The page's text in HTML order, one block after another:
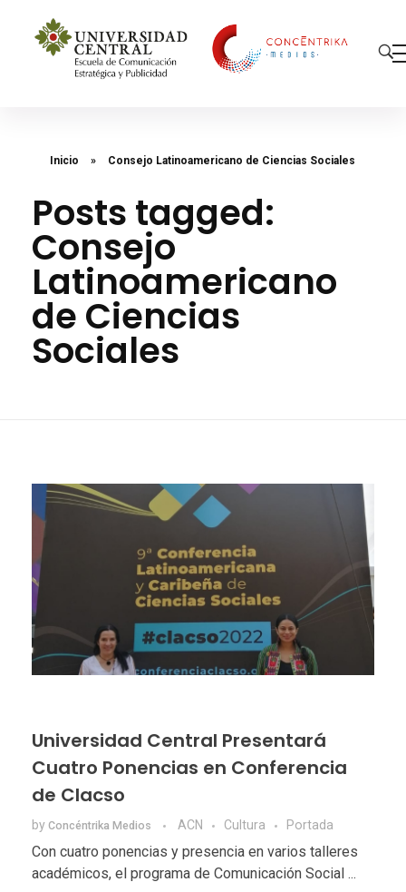
Inicio » Consejo Latinoamericano de Ciencias Sociales
Posts tagged:
Consejo
Latinoamericano
de Ciencias
Sociales
Universidad Central Presentará
Cuatro Ponencias en Conferencia
de Clacso
by Concéntrika Medios ACN Cultura Portada
Con cuatro ponencias y presencia en varios talleres
académicos, el programa de Comunicación Social ...